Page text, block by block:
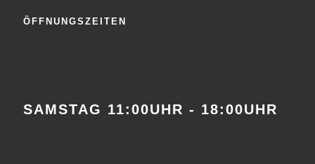
ÖFFNUNGSZEITEN
SAMSTAG 11:00UHR - 18:00UHR